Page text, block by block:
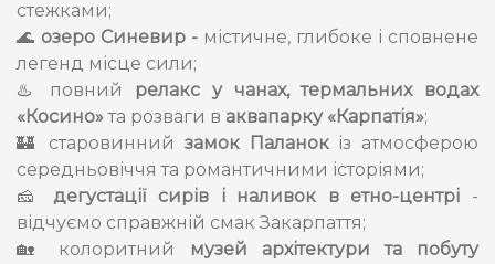
стежками;
🌊 озеро Синевир - містичне, глибоке і сповнене
легенд місце сили;
♨️ повний релакс у чанах, термальних водах
«Косино»та розваги в аквапарку «Карпатія»;
🏰 старовинний замок Паланокіз атмосферою
середньовіччя та романтичними історіями;
🧀
дегустації сирів і наливок в етно-центрі -
відчуємо справжній смак Закарпаття;
🏡 колоритний
музей архітектури та побуту